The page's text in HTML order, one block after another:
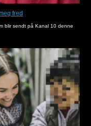
fred
blir sendt på Kanal 10 denne